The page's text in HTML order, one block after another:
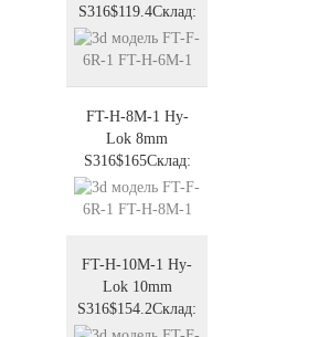
S316$119.4Склад:
FT-H-8M-1 Hy-
Lok 8mm
S316$165Склад:
FT-H-10M-1 Hy-
Lok 10mm
S316$154.2Склад: